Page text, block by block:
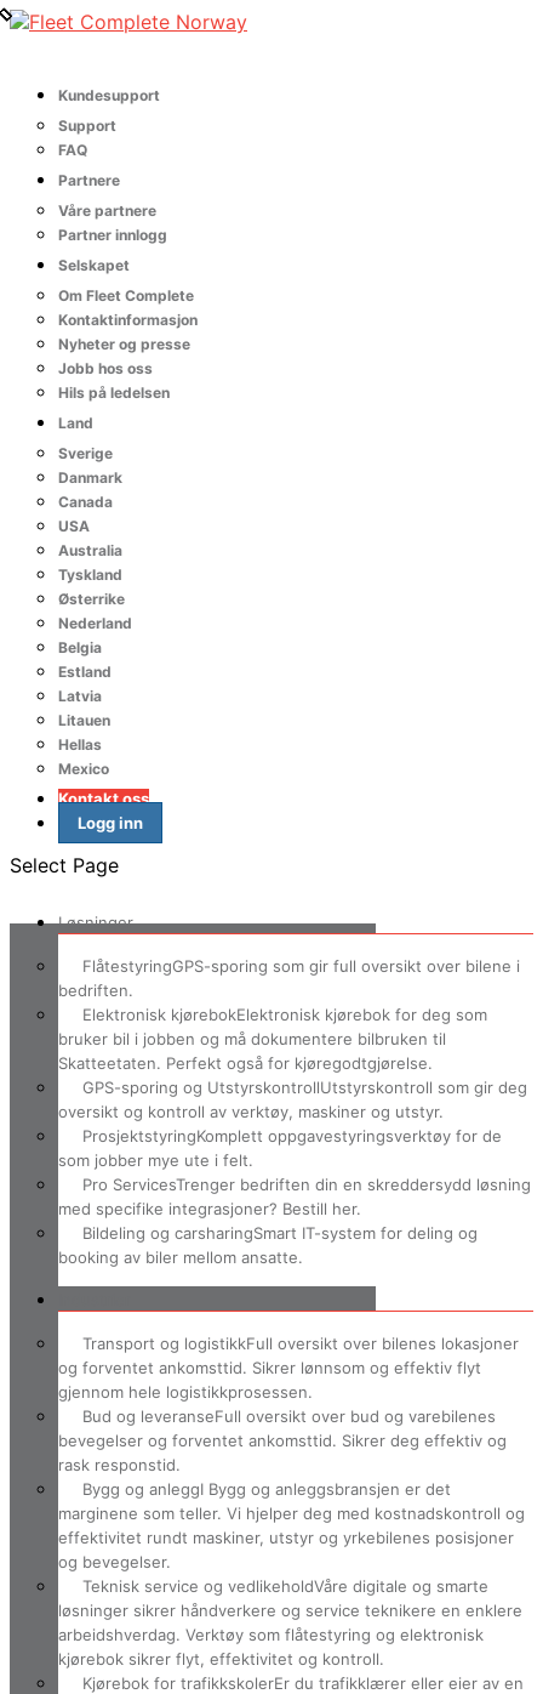
Kundesupport
Support
FAQ
Partnere
Våre partnere
Partner innlogg
Selskapet
Om Fleet Complete
Kontaktinformasjon
Nyheter og presse
Jobb hos oss
Hils på ledelsen
Land
Sverige
Danmark
Canada
USA
Australia
Tyskland
Østerrike
Nederland
Belgia
Estland
Latvia
Litauen
Hellas
Mexico
Kontakt oss
Logg inn
Select Page
Løsninger
FlåtestyringGPS-sporing som gir full oversikt over bilene i
bedriften.
Elektronisk kjørebokElektronisk kjørebok for deg som
bruker bil i jobben og må dokumentere bilbruken til
Skatteetaten. Perfekt også for kjøregodtgjørelse.
GPS-sporing og UtstyrskontrollUtstyrskontroll som gir deg
oversikt og kontroll av verktøy, maskiner og utstyr.
ProsjektstyringKomplett oppgavestyringsverktøy for de
som jobber mye ute i felt.
Pro ServicesTrenger bedriften din en skreddersydd løsning
med specifike integrasjoner? Bestill her.
Bildeling og carsharingSmart IT-system for deling og
booking av biler mellom ansatte.
Transport og logistikkFull oversikt over bilenes lokasjoner
og forventet ankomsttid. Sikrer lønnsom og effektiv flyt
gjennom hele logistikkprosessen.
Bud og leveranseFull oversikt over bud og varebilenes
bevegelser og forventet ankomsttid. Sikrer deg effektiv og
rask responstid.
Bygg og anleggI Bygg og anleggsbransjen er det
marginene som teller. Vi hjelper deg med kostnadskontroll og
effektivitet rundt maskiner, utstyr og yrkebilenes posisjoner
og bevegelser.
Teknisk service og vedlikeholdVåre digitale og smarte
løsninger sikrer håndverkere og service teknikere en enklere
arbeidshverdag. Verktøy som flåtestyring og elektronisk
kjørebok sikrer flyt, effektivitet og kontroll.
Kjørebok for trafikkskolerEr du trafikklærer eller eier av en